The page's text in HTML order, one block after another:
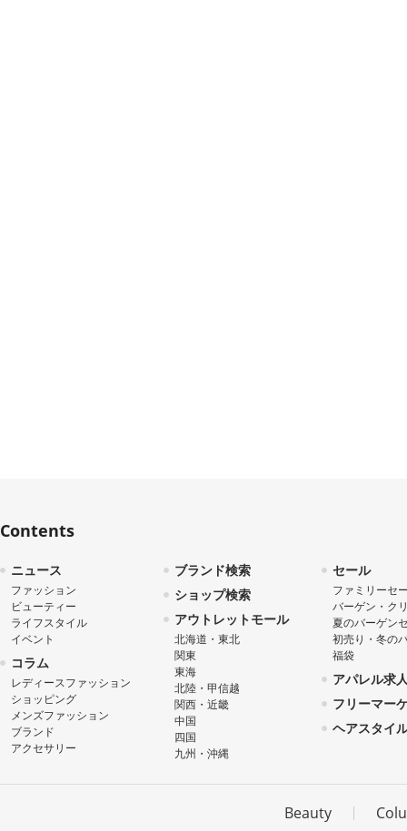
Contents
ニュース
ファッション
ビューティー
ライフスタイル
イベント
コラム
レディースファッション
ショッピング
メンズファッション
ブランド
アクセサリー
ブランド検索
ショップ検索
アウトレットモール
北海道・東北
関東
東海
北陸・甲信越
関西・近畿
中国
四国
九州・沖縄
セール
ファミリーセ
バーゲン・ク
夏のバーゲン
初売り・冬の
福袋
アパレル求
フリーマー
ヘアスタイ
Beauty